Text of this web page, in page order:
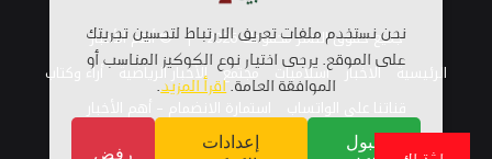
جميع حقوق النشر محفوظة 2026 |
© أهم الأخبار
الرئيسية الاخبار اسلاميات مجتمع الأخبار الرياضية
أراء وكتاب
نحن نستخدم ملفات تعريف الارتباط لتحسين تجربتك
على الموقع. يرجى اختيار نوع الكوكيز المناسب أو
الموافقة العامة.اقرأ المزيد.
قبول
إعدادات
رفض